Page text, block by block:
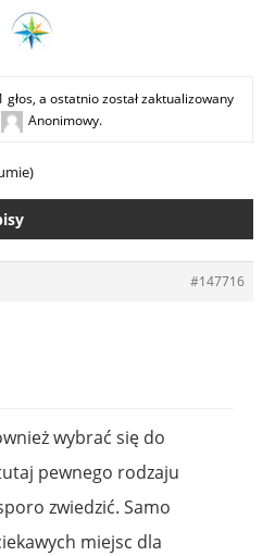
a ostatnio został zaktualizowany
Anonimowy.
#147716
wybrać się do
pewnego rodzaju
zwiedzić. Samo
miejsc dla